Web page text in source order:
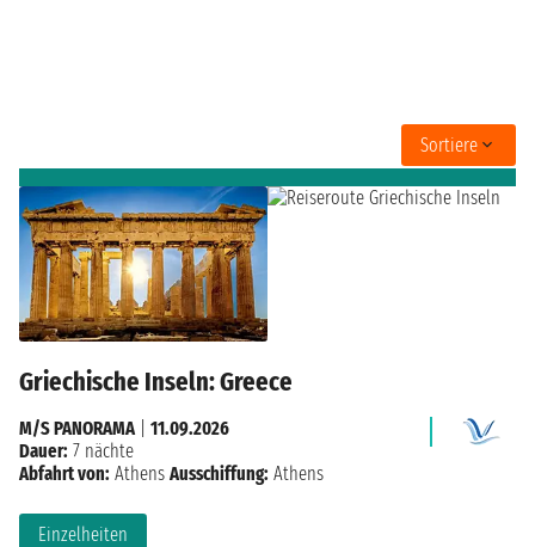
Sortiere
Griechische Inseln: Greece
Einzelheiten
M/S PANORAMA
11.09.2026
Dauer: 7 nächte
Abfahrt von: Athens Ausschiffung: Athens